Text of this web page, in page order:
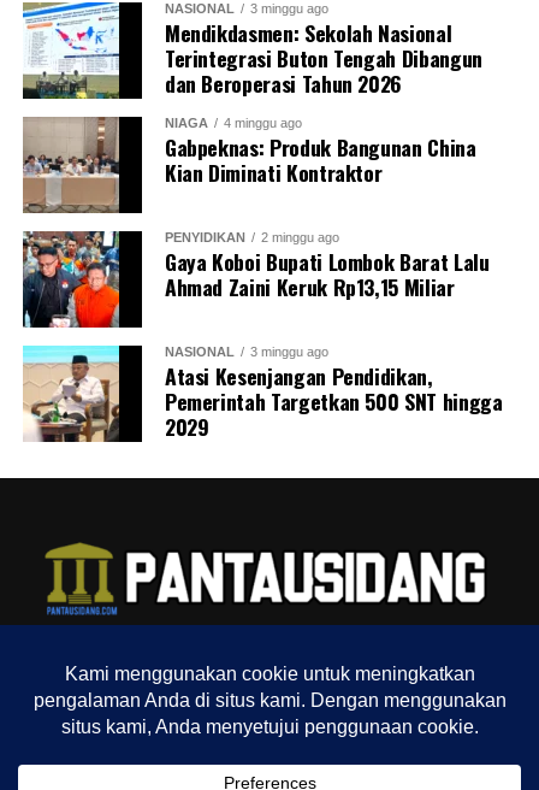
NASIONAL 3 minggu ago
Mendikdasmen: Sekolah Nasional
Terintegrasi Buton Tengah Dibangun
dan Beroperasi Tahun 2026
NIAGA 4 minggu ago
Gabpeknas: Produk Bangunan China
Kian Diminati Kontraktor
PENYIDIKAN 2 minggu ago
Gaya Koboi Bupati Lombok Barat Lalu
Ahmad Zaini Keruk Rp13,15 Miliar
NASIONAL 3 minggu ago
Atasi Kesenjangan Pendidikan,
Pemerintah Targetkan 500 SNT hingga
2029
YOUTUBE CHANNEL